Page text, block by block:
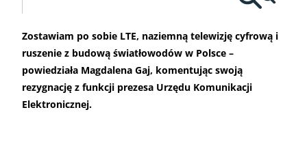
Zostawiam po sobie LTE, naziemną telewizję cyfrową i
ruszenie z budową światłowodów w Polsce –
powiedziała Magdalena Gaj, komentując swoją
rezygnację z funkcji prezesa Urzędu Komunikacji
Elektronicznej.